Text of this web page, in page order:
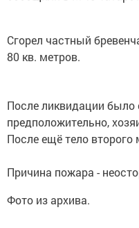
Сгорел частный
80 кв. метров.
После ликвидации
предположительно,
После ещё тело
Причина пожара -
Фото из архива.